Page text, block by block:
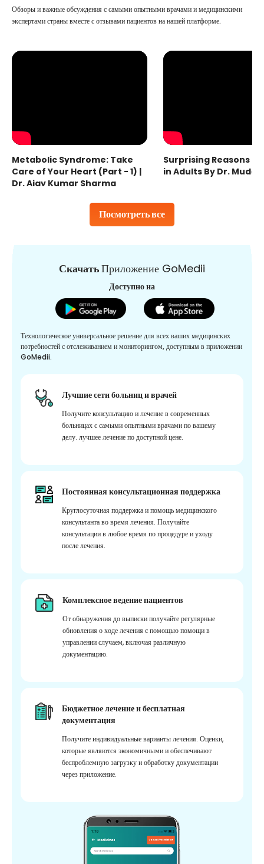
Посмотреть все
Обзоры и важные обсуждения с самыми опытными врачами и медицинскими
экспертами страны вместе с отзывами пациентов на нашей платформе.
Metabolic Syndrome: Take
Care of Your Heart (Part - 1) |
Dr. Ajay Kumar Sharma
Surprising Reasons
in Adults By Dr.
СкачатьПриложение GoMedii
Доступно на
Технологическое универсальное решение для всех ваших медицинских
потребностей с отслеживанием и мониторингом, доступным в приложении
GoMedii.
Лучшие сети больниц и врачей
Получите консультацию и лечение в современных
больницах с самыми опытными врачами по вашему
делу. лучшее лечение по доступной цене.
Постоянная консультационная поддержка
Круглосуточная поддержка и помощь медицинского
консультанта во время лечения. Получайте
консультации в любое время по процедуре и уходу
после лечения.
Комплексное ведение пациентов
От обнаружения до выписки получайте регулярные
обновления о ходе лечения с помощью помощи в
управлении случаем, включая различную
документацию.
Бюджетное лечение и бесплатная
документация
Получите индивидуальные варианты лечения. Оценки,
которые являются экономичными и обеспечивают
беспроблемную загрузку и обработку документации
через приложение.